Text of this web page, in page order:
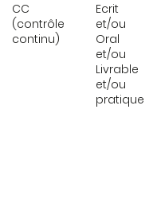
CC
(contrôle
continu)
Ecrit
et/ou
Oral
et/ou
Livrable
et/ou
pratique